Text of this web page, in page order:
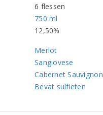
6 flessen
750 ml
12,50%
Merlot
Sangiovese
Cabernet Sauvignon
Bevat sulfieten